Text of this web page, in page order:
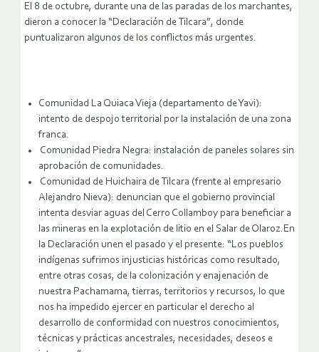
El 8 de octubre, durante una de las paradas de los marchantes,
dieron a conocer la “Declaración de Tilcara”, donde
puntualizaron algunos de los conflictos más urgentes.
Comunidad La Quiaca Vieja (departamento de Yavi):
intento de despojo territorial por la instalación de una zona
franca.
Comunidad Piedra Negra: instalación de paneles solares sin
aprobación de comunidades.
Comunidad de Huichaira de Tilcara (frente al empresario
Alejandro Nieva): denuncian que el gobierno provincial
intenta desviar aguas del Cerro Collamboy para beneficiar a
las mineras en la explotación de litio en el Salar de Olaroz.En
la Declaración unen el pasado y el presente: “Los pueblos
indígenas sufrimos injusticias históricas como resultado,
entre otras cosas, de la colonización y enajenación de
nuestra Pachamama, tierras, territorios y recursos, lo que
nos ha impedido ejercer en particular el derecho al
desarrollo de conformidad con nuestros conocimientos,
técnicas y prácticas ancestrales, necesidades, deseos e